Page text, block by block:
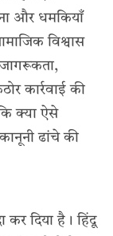
और धमकियाँ
विश्वास
कार्रवाई की
क्या ऐसे
ढांचे की
कर दिया है। हिंदू